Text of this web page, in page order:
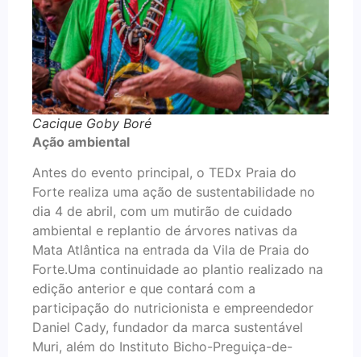
Cacique Goby Boré
Ação ambiental
Antes do evento principal, o TEDx Praia do
Forte realiza uma ação de sustentabilidade no
dia 4 de abril, com um mutirão de cuidado
ambiental e replantio de árvores nativas da
Mata Atlântica na entrada da Vila de Praia do
Forte.Uma continuidade ao plantio realizado na
edição anterior e que contará com a
participação do nutricionista e empreendedor
Daniel Cady, fundador da marca sustentável
Muri, além do Instituto Bicho-Preguiça-de-